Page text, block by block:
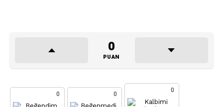
0
PUAN
0 0 0